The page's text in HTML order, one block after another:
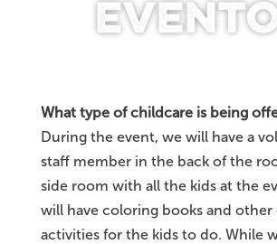
What type of childcare is being
During the event, we will have a
staff member in the back of the
side room with all the kids at the
will have coloring books and other
activities for the kids to do. While